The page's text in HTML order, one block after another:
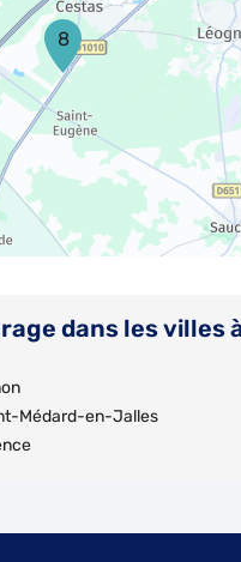
8
dans les villes
Médard-en-Jalles